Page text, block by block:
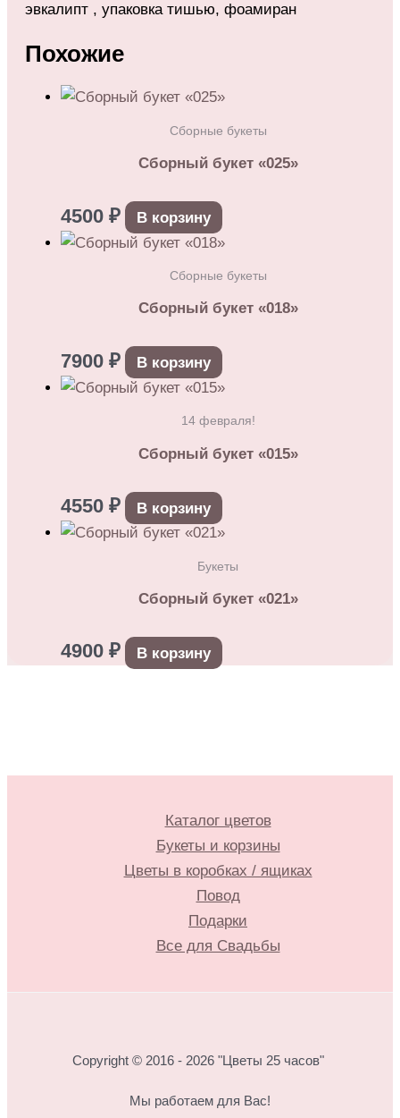
эвкалипт , упаковка тишью, фоамиран
Похожие
Сборные букеты
Сборный букет «025»
4500 ₽ В корзину
Сборные букеты
Сборный букет «018»
7900 ₽ В корзину
14 февраля!
Сборный букет «015»
4550 ₽ В корзину
Букеты
Сборный букет «021»
4900 ₽ В корзину
Каталог цветов
Букеты и корзины
Цветы в коробках / ящиках
Повод
Подарки
Все для Свадьбы
Copyright © 2016 - 2026 "Цветы 25 часов"
Мы работаем для Вас!